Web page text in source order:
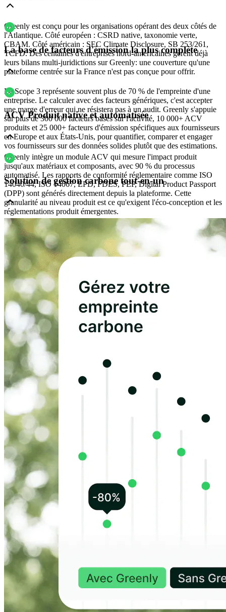
Greenly est conçu pour les organisations opérant des deux côtés de
l'Atlantique. Côté européen : CSRD native, taxonomie verte,
CBAM. Côté américain : SEC Climate Disclosure, SB 253/261,
TCFD. Des centaines d'entreprises nord-américaines gèrent déjà
leurs bilans multi-juridictions sur Greenly: une couverture qu'une
plateforme centrée sur la France n'est pas conçue pour offrir.
La base de facteurs d'émission la plus complète
Le Scope 3 représente souvent plus de 70 % de l'empreinte d'une
entreprise. Le calculer avec des facteurs génériques, c'est accepter
une marge d'erreur qui ne résistera pas à un audit. Greenly s'appuie
sur plus de 300 000 facteurs basés sur l'activité, 10 000+ ACV
produits et 25 000+ facteurs d'émission spécifiques aux fournisseurs
en Europe et aux États-Unis, pour quantifier, comparer et engager
vos fournisseurs sur des données solides plutôt que des estimations.
ACV Produit native et automatisée
Greenly intègre un module ACV qui mesure l'impact produit
jusqu'aux matériaux et composants, avec 90 % du processus
automatisé. Les rapports de conformité réglementaire comme ISO
14040/44, ISO 14067, EPD, FDES, PEP, Digital Product Passport
(DPP) sont générés directement depuis la plateforme. Cette
granularité au niveau produit est ce qu'exigent l'éco-conception et les
réglementations produit émergentes.
Solution de gestion carbone tout-en-un
Bilan Carbone®, ACV produit, reporting CSRD/VSME/IFRS et
engagement fournisseurs sont tous connectés dans Greenly : pas de
double saisie, pas de réconciliation manuelle entre outils. Avec 3 500
clients représentant 250 MtCO2e sous gestion, la plateforme crée un
véritable effet réseau Scope 3 : beaucoup de vos fournisseurs sont
probablement déjà sur Greenly, ce qui vous permet de collecter des
données primaires directement.